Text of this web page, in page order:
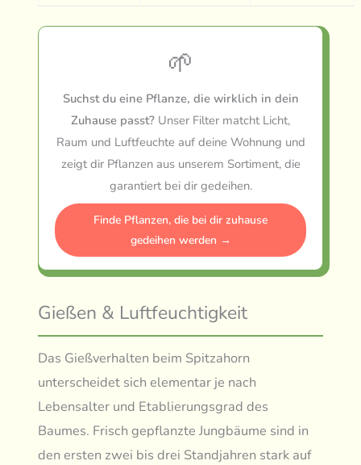
🌱
Suchst du eine Pflanze, die wirklich in dein
Zuhause passt? Unser Filter matcht Licht,
Raum und Luftfeuchte auf deine Wohnung und
zeigt dir Pflanzen aus unserem Sortiment, die
garantiert bei dir gedeihen.
Finde Pflanzen, die bei dir zuhause
gedeihen werden →
Gießen & Luftfeuchtigkeit
Das Gießverhalten beim Spitzahorn
unterscheidet sich elementar je nach
Lebensalter und Etablierungsgrad des
Baumes. Frisch gepflanzte Jungbäume sind in
den ersten zwei bis drei Standjahren stark auf